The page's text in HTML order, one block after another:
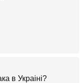
в Украіні?